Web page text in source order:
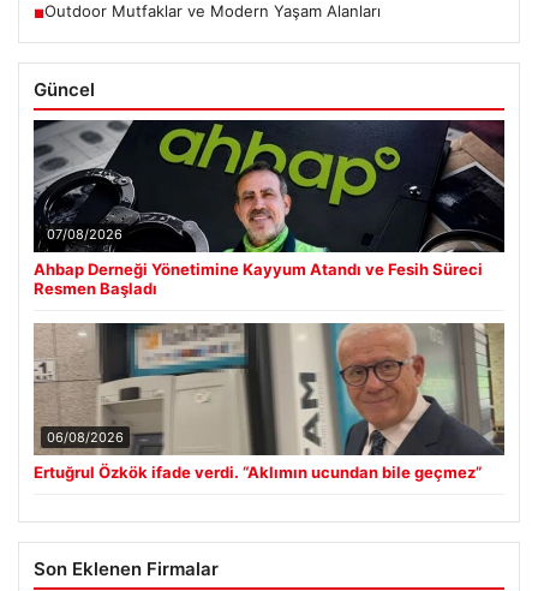
■Outdoor Mutfaklar ve Modern Yaşam Alanları
Güncel
07/08/2026
Ahbap Derneği Yönetimine Kayyum Atandı ve Fesih Süreci
Resmen Başladı
06/08/2026
Ertuğrul Özkök ifade verdi. “Aklımın ucundan bile geçmez”
Son Eklenen Firmalar